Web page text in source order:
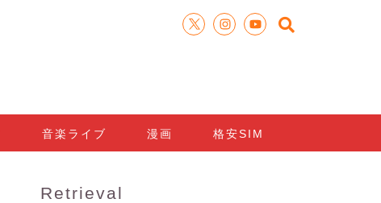
音楽ライブ 漫画 格安SIM
Retrieval